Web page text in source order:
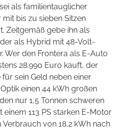
als familientauglicher
bis zu sieben Sitzen
Zeitgemäß gebe ihn als
als Hybrid mit 48-Volt-
Wer den Frontera als E-Auto
28.990 Euro kauft, der
sein Geld neben einer
einen 44 kWh großen
nur 1,5 Tonnen schweren
einem 113 PS starken E-Motor
Verbrauch von 18,2 kWh nach